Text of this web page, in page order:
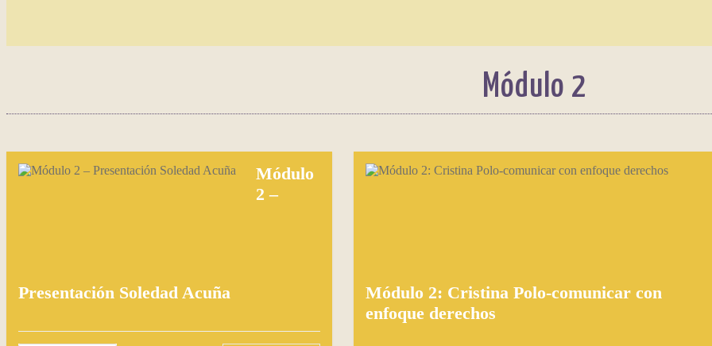
Módulo 2
Módulo
2 –
Presentación Soledad Acuña
Módulo 2: Cristina Polo-comunicar con
enfoque derechos